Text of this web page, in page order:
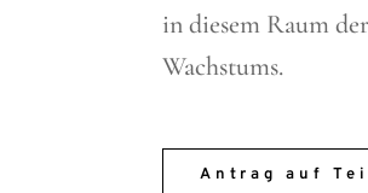
in diesem Raum
Wachstums.
Antrag auf